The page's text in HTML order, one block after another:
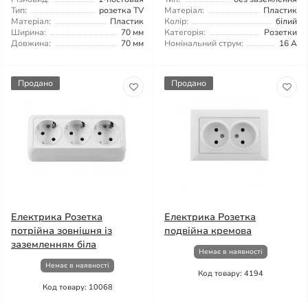
Тип:
розетка TV
Матеріал:
Пластик
Ширина:
70 мм
Довжина:
70 мм
Матеріал:
Пластик
Колір:
білий
Категорія:
Розетки
Номінальний струм:
16 А
Продано
Електрика Розетка
потрійна зовнішня із
заземленням біла
Немає в наявності
Код товару: 10068
Продано
Електрика Розетка
подвійна кремова
Немає в наявності
Код товару: 4194